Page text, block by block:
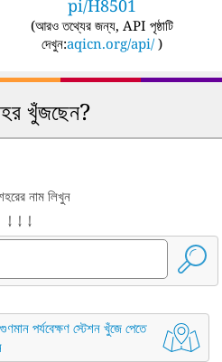
pi/H8501
(আরও তথ্যের জন্য, API পৃষ্ঠাটি
দেখুন:aqicn.org/api/ )
খুঁজছেন?
নাম লিখুন
↓ ↓ ↓
পর্যবেক্ষণ স্টেশন খুঁজে পেতে